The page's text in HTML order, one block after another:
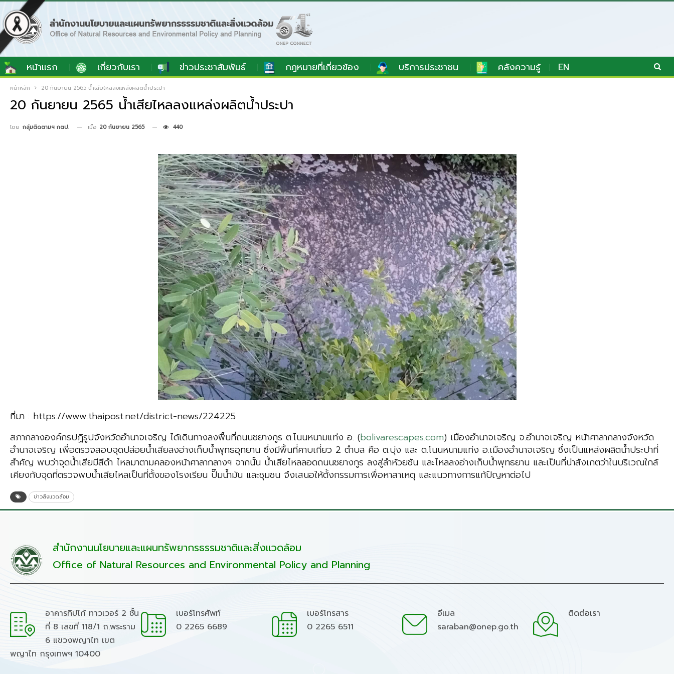
หน้าแรก เกี่ยวกับเรา ข่าวประชาสัมพันธ์ กฎหมายที่เกี่ยวข้อง บริการประชาชน คลังความรู้ EN
หน้าหลัก 20 กันยายน 2565 น้ำเสียไหลลงแหล่งผลิตน้ำประปา
20 กันยายน 2565 น้ำเสียไหลลงแหล่งผลิตน้ำประปา
โดย กลุ่มติดตามฯ กตป. เมื่อ 20 กันยายน 2565 440
ที่มา : https://www.thaipost.net/district-news/224225
สภากลางองค์กรปฏิรูปจังหวัดอำนาจเจริญ ได้เดินทางลงพื้นที่ถนนชยางกูร ต.โนนหนามแท่ง อ. (bolivarescapes.com) เมืองอำนาจเจริญ จ.อำนาจเจริญ หน้าศาลากลางจังหวัด
อำนาจเจริญ เพื่อตรวจสอบจุดปล่อยน้ำเสียลงอ่างเก็บน้ำพุทธอุทยาน ซึ่งมีพื้นที่คาบเกี่ยว 2 ตำบล คือ ต.บุ่ง และ ต.โนนหนามแท่ง อ.เมืองอำนาจเจริญ ซึ่งเป็นแหล่งผลิตน้ำประปาที่
สำคัญ พบว่าจุดน้ำเสียมีสีดำ ไหลมาตามคลองหน้าศาลากลางฯ จากนั้น น้ำเสียไหลลอดถนนชยางกูร ลงสู่ลำห้วยชัน และไหลลงอ่างเก็บน้ำพุทธยาน และเป็นที่น่าสังเกตว่าในบริเวณใกล้
เคียงกับจุดที่ตรวจพบน้ำเสียไหลเป็นที่ตั้งของโรงเรียน ปั๊มน้ำมัน และชุมชน จึงเสนอให้ตั้งกรรมการเพื่อหาสาเหตุ และแนวทางการแก้ปัญหาต่อไป
ข่าวสิ่งแวดล้อม
สำนักงานนโยบายและแผนทรัพยากรธรรมชาติและสิ่งแวดล้อม
Office of Natural Resources and Environmental Policy and Planning
อาคารทิปโก้ ทาวเวอร์ 2 ชั้น
ที่ 8 เลขที่ 118/1 ถ.พระราม
6 แขวงพญาไท เขต
พญาไท กรุงเทพฯ 10400
เบอร์โทรศัพท์
0 2265 6689
เบอร์โทรสาร
0 2265 6511
อีเมล
saraban@onep.go.th
ติดต่อเรา